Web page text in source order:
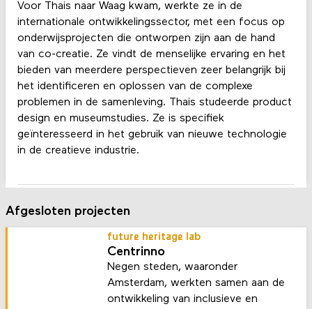
Voor Thais naar Waag kwam, werkte ze in de
internationale ontwikkelingssector, met een focus op
onderwijsprojecten die ontworpen zijn aan de hand
van co-creatie. Ze vindt de menselijke ervaring en het
bieden van meerdere perspectieven zeer belangrijk bij
het identificeren en oplossen van de complexe
problemen in de samenleving. Thais studeerde product
design en museumstudies. Ze is specifiek
geïnteresseerd in het gebruik van nieuwe technologie
in de creatieve industrie.
Afgesloten projecten
future heritage lab
Centrinno
Negen steden, waaronder
Amsterdam, werkten samen aan de
ontwikkeling van inclusieve en